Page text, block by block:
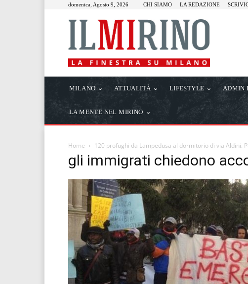
domenica, Agosto 9, 2026 CHI SIAMO LA REDAZIONE
MILANO ATTUALITÀ LIFESTYLE ADMIN
LA MENTE NEL MIRINO
Home 120 profughi da Lampedusa al dormitorio di via Aldini.
gli immigrati chiedono